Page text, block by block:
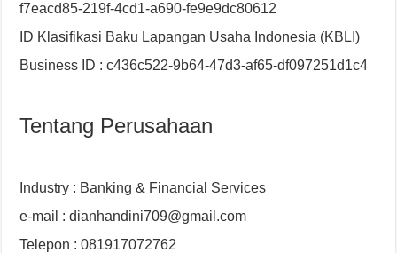
f7eacd85-219f-4cd1-a690-fe9e9dc80612
ID Klasifikasi Baku Lapangan Usaha Indonesia (KBLI)
Business ID : c436c522-9b64-47d3-af65-df097251d1c4
Tentang Perusahaan
Industry : Banking & Financial Services
e-mail : dianhandini709@gmail.com
Telepon : 081917072762